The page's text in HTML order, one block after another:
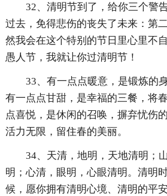
32、清明节到了，给你三个警
过去，免得悲伤的丧失了未来：第
然我会在这个特别的节日里心里不
愚人节，我就让你过清明节！
33、有一点点暖意，是锻炼的
有一点点甘甜，是幸福的三餐，将
点喜悦，是休闲的召唤，摒弃忧伤
活力无限，留住春的美丽。
34、天清，地明，天地清明；
明；心清，眼明，心眼清明。清明
候，愿你拥有清明心境、清明的平